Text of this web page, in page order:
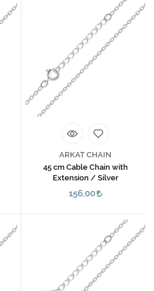
ARKAT CHAIN
45 cm Cable Chain with
Extension / Silver
156,00